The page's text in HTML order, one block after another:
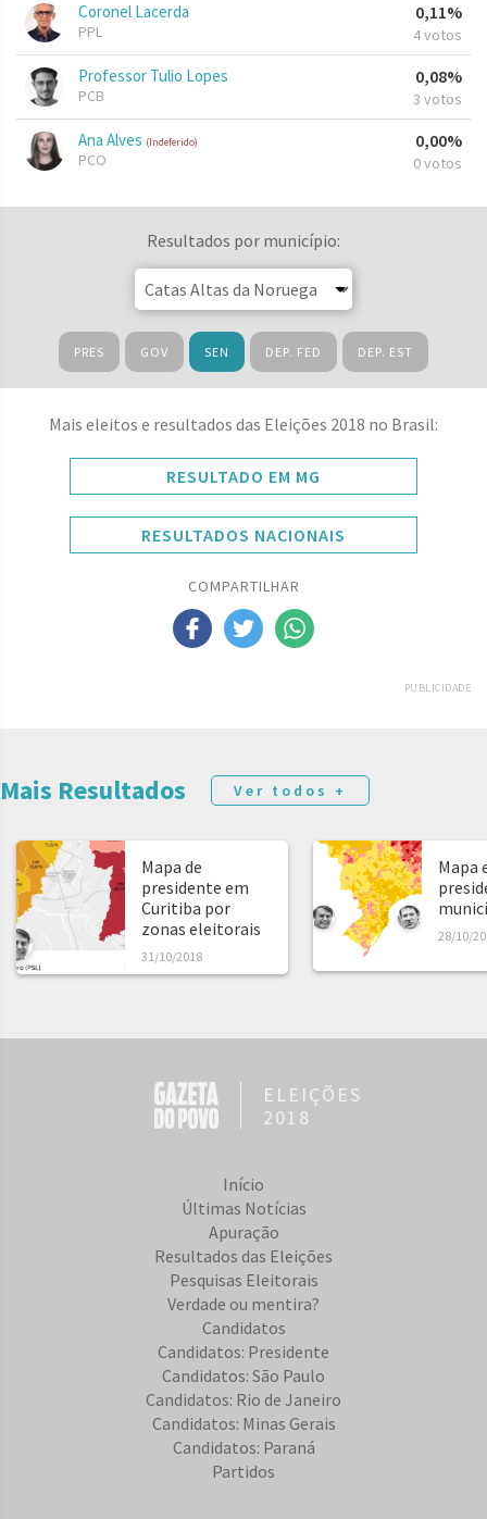
Coronel Lacerda
PPL
0,11%
4 votos
Professor Tulio Lopes
PCB
0,08%
3 votos
Ana Alves (Indeferido)
PCO
0,00%
0 votos
Resultados por município:
PRES GOV SEN DEP. FED DEP. EST
Mais eleitos e resultados das Eleições 2018 no Brasil:
RESULTADO EM MG
RESULTADOS NACIONAIS
COMPARTILHAR
PUBLICIDADE
Mais Resultados Ver todos +
Mapa de
presidente em
Curitiba por
zonas eleitorais
31/10/2018
Mapa
28/10/
ELEIÇÕES
2018
Início
Últimas Notícias
Apuração
Resultados das Eleições
Pesquisas Eleitorais
Verdade ou mentira?
Candidatos
Candidatos: Presidente
Candidatos: São Paulo
Candidatos: Rio de Janeiro
Candidatos: Minas Gerais
Candidatos: Paraná
Partidos